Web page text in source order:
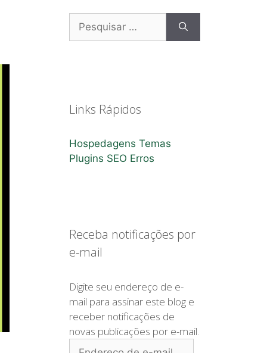
Pesquisar
Links Rápidos
Hospedagens Temas
Plugins SEO Erros
Receba notificações por
e-mail
Digite seu endereço de e-
mail para assinar este blog e
receber notificações de
novas publicações por e-mail.
Endereço